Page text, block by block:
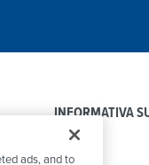
INFORMATIVA
ads, and to